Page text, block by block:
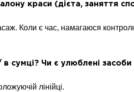
краси (дієта, заняття
Коли є час, намагаюся
в сумці? Чи є улюблені
лінійці.